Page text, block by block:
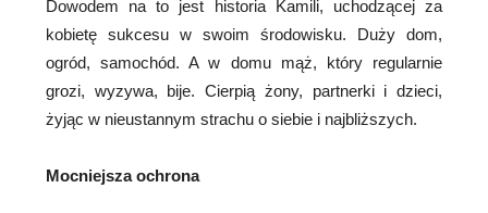
Dowodem na to jest historia Kamili, uchodzącej za
kobietę sukcesu w swoim środowisku. Duży dom,
ogród, samochód. A w domu mąż, który regularnie
grozi, wyzywa, bije. Cierpią żony, partnerki i dzieci,
żyjąc w nieustannym strachu o siebie i najbliższych.
Mocniejsza ochrona